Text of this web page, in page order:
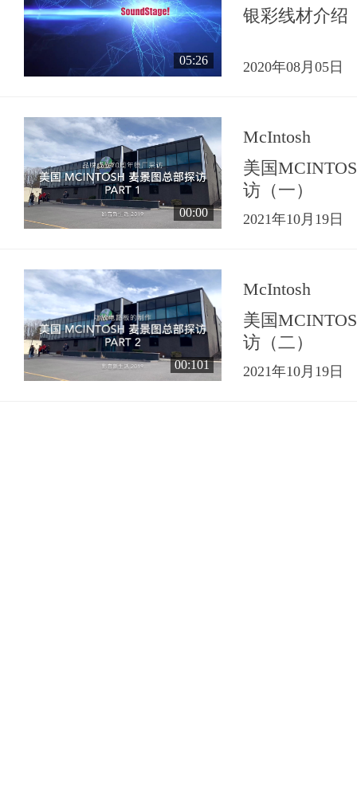
05:26
银彩线材介绍
2020年08月05日
00:00
McIntosh
美国
访（一）
2021年10月19日
00:101
McIntosh
美国
访（二）
2021年10月19日